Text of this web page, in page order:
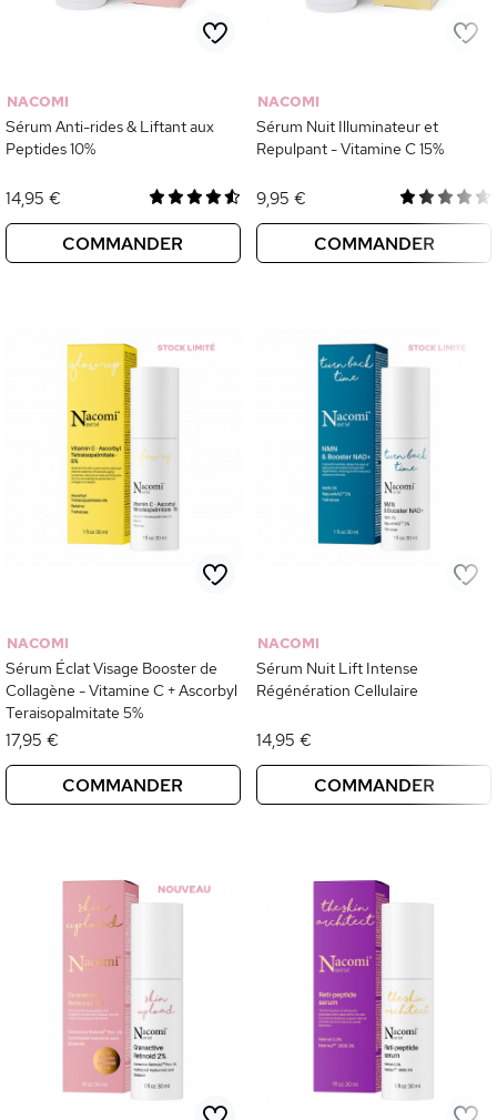
NACOMI
Sérum Anti-rides & Liftant aux
Peptides 10%
14,95 €
COMMANDER
NACOMI
Sérum Nuit Illuminateur et
Repulpant - Vitamine C 15%
9,95 €
COMMANDER
NACOMI
Sérum Éclat Visage Booster de
Collagène - Vitamine C + Ascorbyl
Teraisopalmitate 5%
17,95 €
COMMANDER
NACOMI
Sérum Nuit Lift Intense
Régénération Cellulaire
14,95 €
COMMANDER